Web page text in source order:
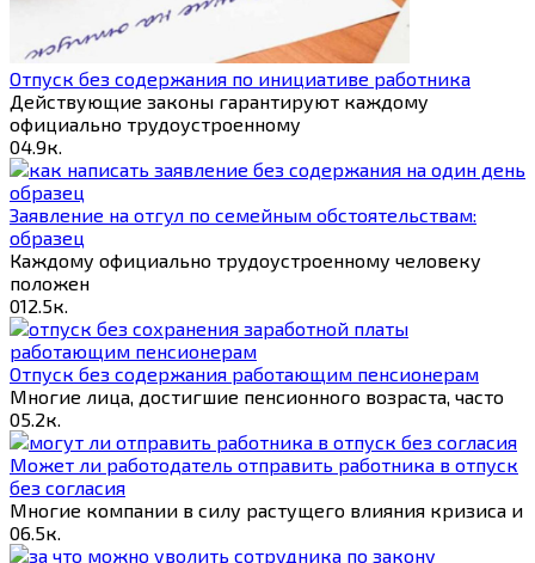
Отпуск без содержания по инициативе работника
Действующие законы гарантируют каждому
официально трудоустроенному
04.9к.
Заявление на отгул по семейным обстоятельствам:
образец
Каждому официально трудоустроенному человеку
положен
012.5к.
Отпуск без содержания работающим пенсионерам
Многие лица, достигшие пенсионного возраста, часто
05.2к.
Может ли работодатель отправить работника в отпуск
без согласия
Многие компании в силу растущего влияния кризиса и
06.5к.